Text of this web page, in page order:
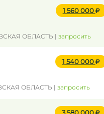
1 560 000
ОБЛАСТЬ | запросить
1 540 000
ОБЛАСТЬ | запросить